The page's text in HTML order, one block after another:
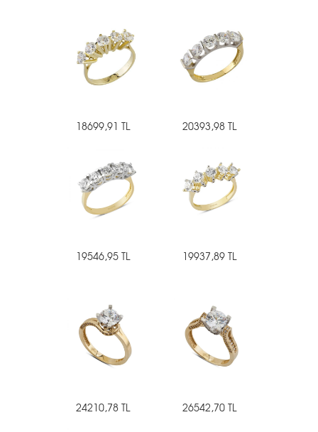
18699,91 TL 20393,98 TL
19546,95 TL 19937,89 TL
24210,78 TL 26542,70 TL